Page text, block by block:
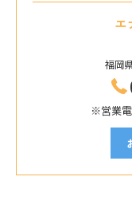
エ
福岡
※営業